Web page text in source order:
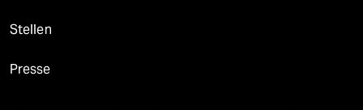
Stellen
Presse